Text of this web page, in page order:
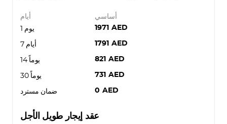
أيام
أساسي
يوم 1
1971 AED
7 أيام 1791 AED
14 يوماً 821 AED
30 يوماً 731 AED
ضمان مسترد 0 AED
عقد إيجار طويل الأجل